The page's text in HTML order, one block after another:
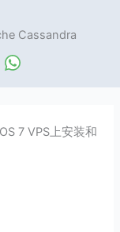
Cassandra
7 VPS上安装和